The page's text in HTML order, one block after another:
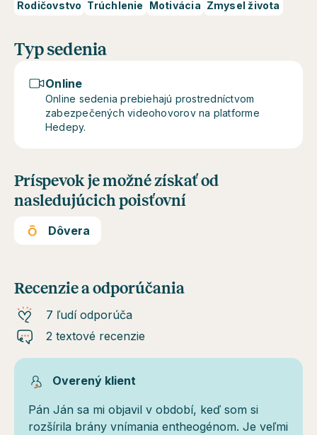
Rodičovstvo Trúchlenie Motivácia Zmysel života
Typ sedenia
Online
Online sedenia prebiehajú prostredníctvom
zabezpečených videohovorov na platforme
Hedepy.
Príspevok je možné získať od
nasledujúcich poisťovní
Dôvera
Recenzie a odporúčania
7 ľudí odporúča
2 textové recenzie
Overený klient
Pán Ján sa mi objavil v období, keď som si
rozšírila brány vnímania entheogénom. Je veľmi